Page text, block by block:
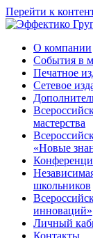
Перейти к
О компании
События в
Печатное
Сетевое
мастерства
«Новые
школьников
инноваций»
Личный
Контакты